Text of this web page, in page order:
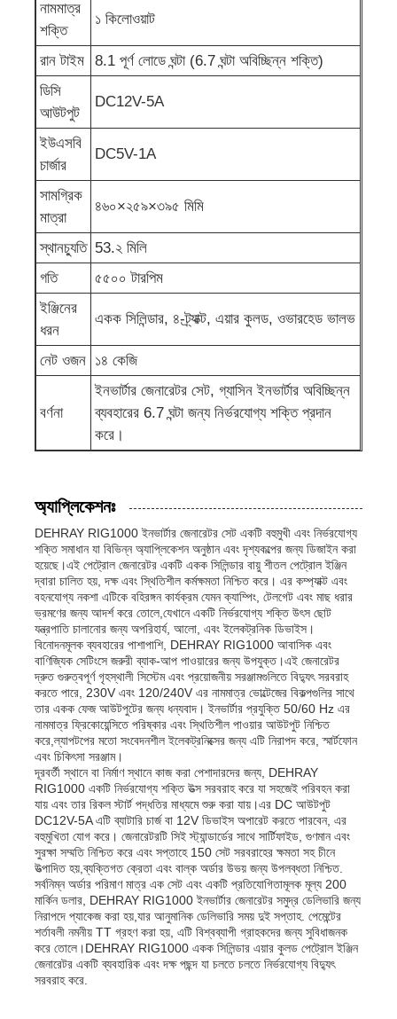
শব্দরোধী জেনারেটর সেট
বাড়ির ব্যবহারের জন্য জেনারেটর
ক্যানোপি জেনারেটর সেট
নিম্ন শব্দ জেনারেটর
জেনারেটর রক্ষণাবেক্ষণ
ঢালাই জেনারেটর সেট
জেনারেটর ডিজেল ইঞ্জিন
নিকাশী জল পাম্প
নামমাত্র
শক্তি
১ কিলোওয়াট
রান টাইম
8.1 পূর্ণ লোডে ঘন্টা (6.7 ঘন্টা অবিচ্ছিন্ন শক্তি)
ডিসি
আউটপুট
DC12V-5A
ইউএসবি
চার্জার
DC5V-1A
সামগ্রিক
মাত্রা
৪৬০×২৫৯×৩৯৫ মিমি
স্থানচ্যুতি 53.২ মিলি
গতি
৫৫০০ টারপিম
ইঞ্জিনের
ধরন
একক সিলিন্ডার, ৪-ট্র্যাক্ট, এয়ার কুলড, ওভারহেড ভালভ
নেট ওজন ১৪ কেজি
বর্ণনা
ইনভার্টার জেনারেটর সেট, গ্যাসিন ইনভার্টার অবিচ্ছিন্ন
ব্যবহারের 6.7 ঘন্টা জন্য নির্ভরযোগ্য শক্তি প্রদান
করে।
অ্যাপ্লিকেশনঃ
DEHRAY RIG1000 ইনভার্টার জেনারেটর সেট একটি বহুমুখী এবং নির্ভরযোগ্য
শক্তি সমাধান যা বিভিন্ন অ্যাপ্লিকেশন অনুষ্ঠান এবং দৃশ্যকল্পের জন্য ডিজাইন করা
হয়েছে।এই পেট্রোল জেনারেটর একটি একক সিলিন্ডার বায়ু শীতল পেট্রোল ইঞ্জিন
দ্বারা চালিত হয়, দক্ষ এবং স্থিতিশীল কর্মক্ষমতা নিশ্চিত করে। এর কম্প্যাক্ট এবং
বহনযোগ্য নকশা এটিকে বহিরঙ্গন কার্যক্রম যেমন ক্যাম্পিং, টেলগেট এবং মাছ ধরার
ভ্রমণের জন্য আদর্শ করে তোলে,যেখানে একটি নির্ভরযোগ্য শক্তি উৎস ছোট
যন্ত্রপাতি চালানোর জন্য অপরিহার্য, আলো, এবং ইলেকট্রনিক ডিভাইস।
বিনোদনমূলক ব্যবহারের পাশাপাশি, DEHRAY RIG1000 আবাসিক এবং
বাণিজ্যিক সেটিংসে জরুরী ব্যাক-আপ পাওয়ারের জন্য উপযুক্ত।এই জেনারেটর
দ্রুত গুরুত্বপূর্ণ গৃহস্থালী সিস্টেম এবং প্রয়োজনীয় সরঞ্জামগুলিতে বিদ্যুৎ সরবরাহ
করতে পারে, 230V এবং 120/240V এর নামমাত্র ভোল্টেজের বিকল্পগুলির সাথে
তার একক ফেজ আউটপুটের জন্য ধন্যবাদ। ইনভার্টার প্রযুক্তি 50/60 Hz এর
নামমাত্র ফ্রিকোয়েন্সিতে পরিষ্কার এবং স্থিতিশীল পাওয়ার আউটপুট নিশ্চিত
করে,ল্যাপটপের মতো সংবেদনশীল ইলেকট্রনিক্সের জন্য এটি নিরাপদ করে, স্মার্টফোন
এবং চিকিৎসা সরঞ্জাম।
দূরবর্তী স্থানে বা নির্মাণ স্থানে কাজ করা পেশাদারদের জন্য, DEHRAY
RIG1000 একটি নির্ভরযোগ্য শক্তি উত্স সরবরাহ করে যা সহজেই পরিবহন করা
যায় এবং তার রিকল স্টার্ট পদ্ধতির মাধ্যমে শুরু করা যায়।এর DC আউটপুট
DC12V-5A এটি ব্যাটারি চার্জ বা 12V ডিভাইস অপারেট করতে পারবেন, এর
বহুমুখিতা যোগ করে। জেনারেটরটি সিই স্ট্যান্ডার্ডের সাথে সার্টিফাইড, গুণমান এবং
সুরক্ষা সম্মতি নিশ্চিত করে এবং সপ্তাহে 150 সেট সরবরাহের ক্ষমতা সহ চীনে
উত্পাদিত হয়,ব্যক্তিগত ক্রেতা এবং বাল্ক অর্ডার উভয় জন্য উপলব্ধতা নিশ্চিত.
সর্বনিম্ন অর্ডার পরিমাণ মাত্র এক সেট এবং একটি প্রতিযোগিতামূলক মূল্য 200
মার্কিন ডলার, DEHRAY RIG1000 ইনভার্টার জেনারেটর সমুদ্র ডেলিভারি জন্য
নিরাপদে প্যাকেজ করা হয়,যার আনুমানিক ডেলিভারি সময় দুই সপ্তাহ. পেমেন্টের
শর্তাবলী নমনীয় TT গ্রহণ করা হয়, এটি বিশ্বব্যাপী গ্রাহকদের জন্য সুবিধাজনক
করে তোলে।DEHRAY RIG1000 একক সিলিন্ডার এয়ার কুলড পেট্রোল ইঞ্জিন
জেনারেটর একটি ব্যবহারিক এবং দক্ষ পছন্দ যা চলতে চলতে নির্ভরযোগ্য বিদ্যুৎ
সরবরাহ করে.